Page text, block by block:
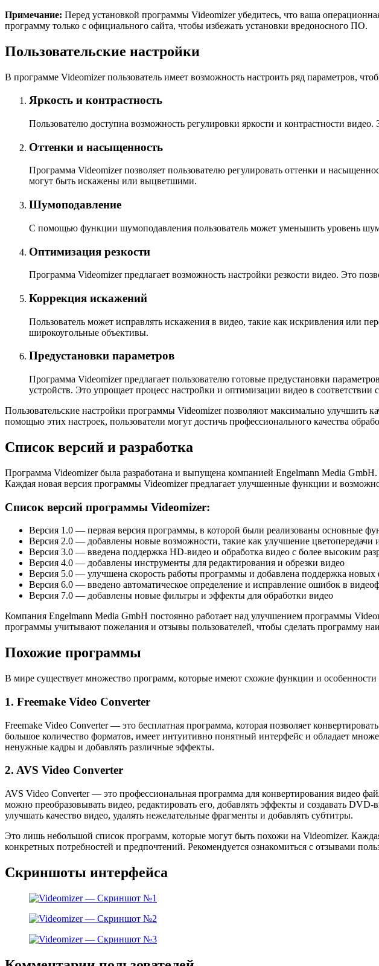
Примечание: Перед установкой программы Videomizer убедитесь, что ваша
программу только с официального сайта, чтобы избежать установки вредоносного ПО.
Пользовательские настройки
В программе Videomizer пользователь имеет возможность настроить ряд параметров,
Яркость и контрастность
Пользователю доступна возможность регулировки яркости и контрастности
Оттенки и насыщенность
Программа Videomizer позволяет пользователю регулировать оттенки и
могут быть искажены или выцветшими.
Шумоподавление
С помощью функции шумоподавления пользователь может уменьшить уровень
Оптимизация резкости
Программа Videomizer предлагает возможность настройки резкости видео. Это
Коррекция искажений
Пользователь может исправлять искажения в видео, такие как искривления или
широкоугольные объективы.
Предустановки параметров
Программа Videomizer предлагает пользователю готовые предустановки
устройств. Это упрощает процесс настройки и оптимизации видео в соответствии
Пользовательские настройки программы Videomizer позволяют максимально улучшить
помощью этих настроек, пользователи могут достичь профессионального качества
Список версий и разработка
Программа Videomizer была разработана и выпущена компанией Engelmann Media
Каждая новая версия программы Videomizer предлагает улучшенные функции и
Список версий программы Videomizer:
Версия 1.0 — первая версия программы, в которой были реализованы основные
Версия 2.0 — добавлены новые возможности, такие как улучшение
Версия 3.0 — введена поддержка HD-видео и обработка видео с более высоким
Версия 4.0 — добавлены инструменты для редактирования и обрезки видео
Версия 5.0 — улучшена скорость работы программы и добавлена поддержка новых
Версия 6.0 — введено автоматическое определение и исправление ошибок в
Версия 7.0 — добавлены новые фильтры и эффекты для обработки видео
Компания Engelmann Media GmbH постоянно работает над улучшением программы
программы учитывают пожелания и отзывы пользователей, чтобы сделать программу
Похожие программы
В мире существует множество программ, которые имеют схожие функции и
1. Freemake Video Converter
Freemake Video Converter — это бесплатная программа, которая позволяет
большое количество форматов, имеет интуитивно понятный интерфейс и обладает
ненужные кадры и добавлять различные эффекты.
2. AVS Video Converter
AVS Video Converter — это профессиональная программа для конвертирования видео
можно преобразовывать видео, редактировать его, добавлять эффекты и создавать
улучшать качество видео, удалять нежелательные фрагменты и добавлять субтитры.
Это лишь небольшой список программ, которые могут быть похожи на Videomizer.
конкретных потребностей и предпочтений. Рекомендуется ознакомиться с отзывами
Скриншоты интерфейса